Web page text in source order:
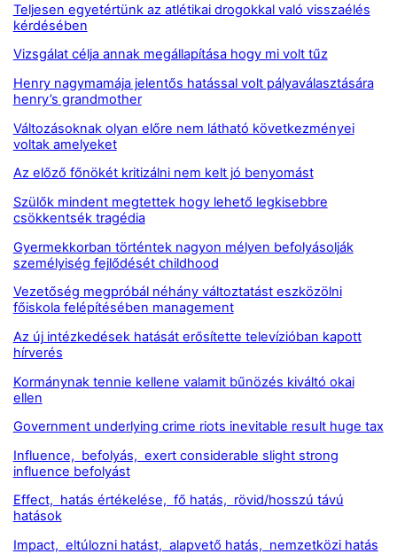
Teljesen egyetértünk az atlétikai drogokkal való visszaélés
kérdésében
Vizsgálat célja annak megállapítása hogy mi volt tűz
Henry nagymamája jelentős hatással volt pályaválasztására
henry’s grandmother
Változásoknak olyan előre nem látható következményei
voltak amelyeket
Az előző főnökét kritizálni nem kelt jó benyomást
Szülők mindent megtettek hogy lehető legkisebbre
csökkentsék tragédia
Gyermekkorban történtek nagyon mélyen befolyásolják
személyiség fejlődését childhood
Vezetőség megpróbál néhány változtatást eszközölni
főiskola felépítésében management
Az új intézkedések hatását erősítette televízióban kapott
hírverés
Kormánynak tennie kellene valamit bűnözés kiváltó okai
ellen
Government underlying crime riots inevitable result huge tax
Influence, befolyás, exert considerable slight strong
influence befolyást
Effect, hatás értékelése, fő hatás, rövid/hosszú távú
hatások
Impact, eltúlozni hatást, alapvető hatás, nemzetközi hatás